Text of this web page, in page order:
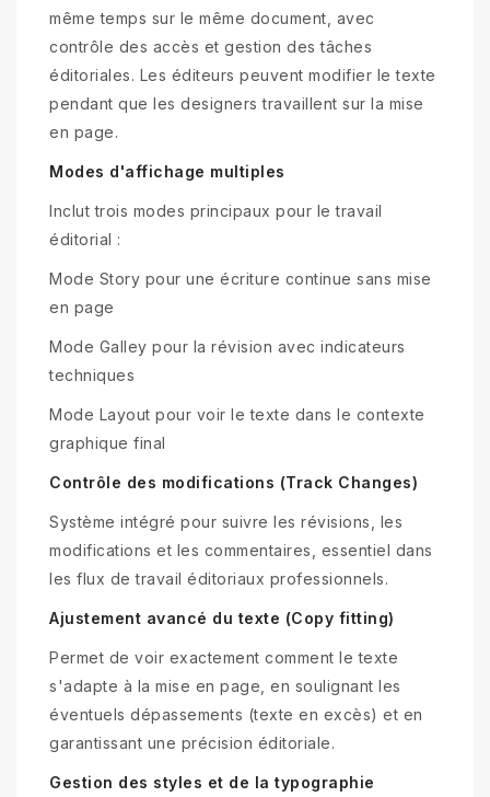
même temps sur le même document, avec
contrôle des accès et gestion des tâches
éditoriales. Les éditeurs peuvent modifier le texte
pendant que les designers travaillent sur la mise
en page.
Modes d'affichage multiples
Inclut trois modes principaux pour le travail
éditorial :
Mode Story pour une écriture continue sans mise
en page
Mode Galley pour la révision avec indicateurs
techniques
Mode Layout pour voir le texte dans le contexte
graphique final
Contrôle des modifications (Track Changes)
Système intégré pour suivre les révisions, les
modifications et les commentaires, essentiel dans
les flux de travail éditoriaux professionnels.
Ajustement avancé du texte (Copy fitting)
Permet de voir exactement comment le texte
s'adapte à la mise en page, en soulignant les
éventuels dépassements (texte en excès) et en
garantissant une précision éditoriale.
Gestion des styles et de la typographie